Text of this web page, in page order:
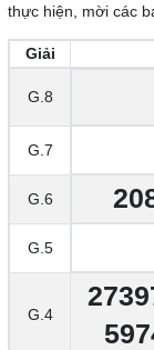
thực hiện, mời các
Giải
G.8
G.7
G.6
G.5
G.4